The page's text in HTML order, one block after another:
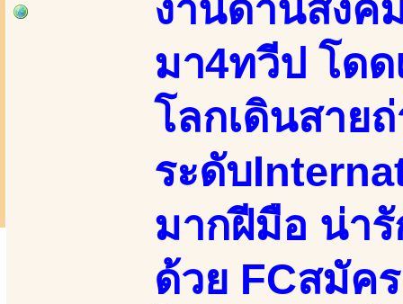
งานด้านสังค
มา4ทวีป โด
โลกเดินสาย
ระดับ
มากฝีมือ น่า
ด้วย FCสมัค